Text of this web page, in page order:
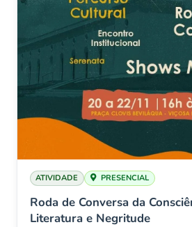
ATIVIDADE PRESENCIAL
Roda de Conversa da
Literatura e Negritude